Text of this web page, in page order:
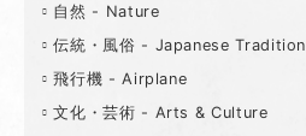
自然 - Nature
伝統・風俗 - Japanese Tradition
飛行機 - Airplane
文化・芸術 - Arts & Culture